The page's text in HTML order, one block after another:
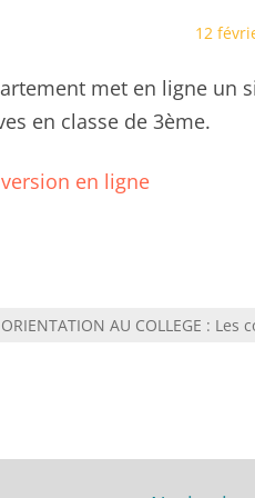
Posted
12
met en ligne un
en classe de 3ème.
en ligne
AU COLLEGE :